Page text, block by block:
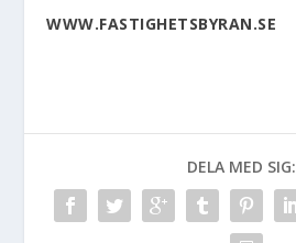
WWW.FASTIGHETSBYRAN.SE
DELA MED SIG: